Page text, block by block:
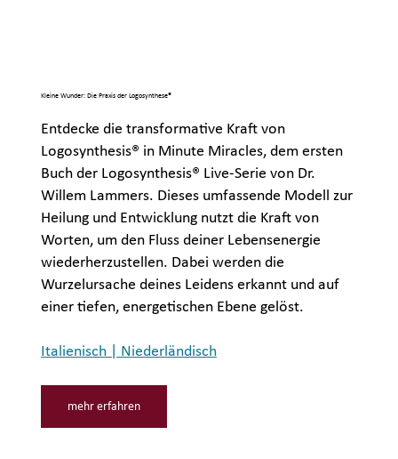
Kleine Wunder: Die Praxis der Logosynthese®
Entdecke die transformative Kraft von
Logosynthesis® in Minute Miracles, dem ersten
Buch der Logosynthesis® Live-Serie von Dr.
Willem Lammers. Dieses umfassende Modell zur
Heilung und Entwicklung nutzt die Kraft von
Worten, um den Fluss deiner Lebensenergie
wiederherzustellen. Dabei werden die
Wurzelursache deines Leidens erkannt und auf
einer tiefen, energetischen Ebene gelöst.
Italienisch | Niederländisch
mehr erfahren